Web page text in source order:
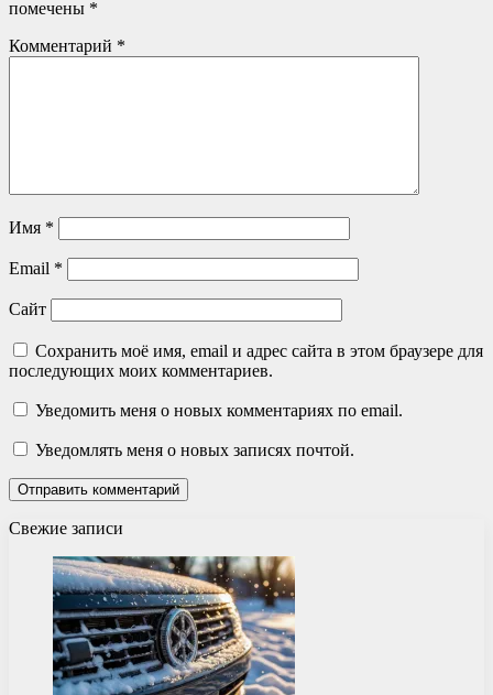
помечены *
Комментарий *
Имя *
Email *
Сайт
Сохранить моё имя, email и адрес сайта в этом браузере для
последующих моих комментариев.
Уведомить меня о новых комментариях по email.
Уведомлять меня о новых записях почтой.
Свежие записи